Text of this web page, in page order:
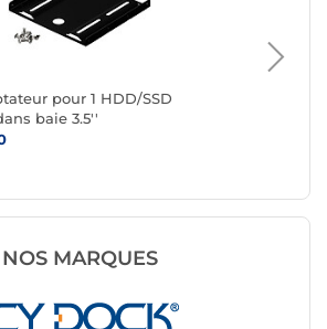
pour 1 HDD/SSD
baie 3.5''
NOS MARQUES